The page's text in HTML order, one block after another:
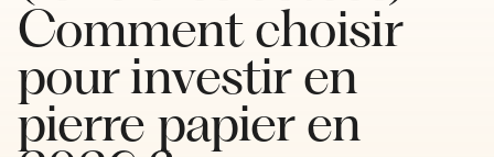
Comment choisir
pour investir en
pierre papier en